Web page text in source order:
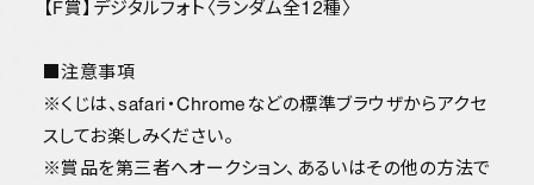
【F賞】デジタルフォト〈ランダム全12種〉
■注意事項
※くじは、safari・Chromeなどの標準ブラウザからアクセ
スしてお楽しみください。
※賞品を第三者へオークション、あるいはその他の方法で